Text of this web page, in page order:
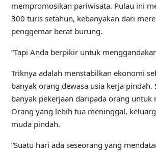
mempromosikan pariwisata. Pulau ini
300 turis setahun, kebanyakan dari
penggemar berat burung.
“Tapi Anda berpikir untuk
Triknya adalah menstabilkan ekonomi
banyak orang dewasa usia kerja pindah.
banyak pekerjaan daripada orang untuk
Orang yang lebih tua meninggal,
muda pindah.
“Suatu hari ada seseorang yang